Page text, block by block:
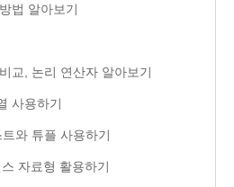
법 알아보기
교, 논리 연산자 알아보기
사용하기
와 튜플 사용하기
자료형 활용하기